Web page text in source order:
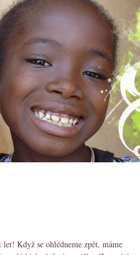
Když se ohlédneme zpět, máme